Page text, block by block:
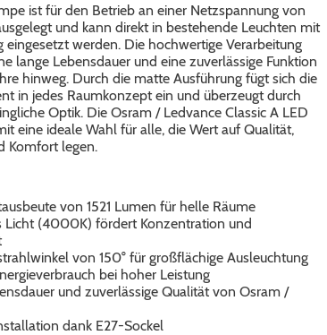
ist für den Betrieb an einer Netzspannung von
und kann direkt in bestehende Leuchten mit
eingesetzt werden. Die hochwertige Verarbeitung
lange Lebensdauer und eine zuverlässige Funktion
hinweg. Durch die matte Ausführung fügt sich die
in jedes Raumkonzept ein und überzeugt durch
Optik. Die Osram / Ledvance Classic A LED
eine ideale Wahl für alle, die Wert auf Qualität,
Komfort legen.
von 1521 Lumen für helle Räume
Licht (4000K) fördert Konzentration und
von 150° für großflächige Ausleuchtung
bei hoher Leistung
und zuverlässige Qualität von Osram /
dank E27-Sockel